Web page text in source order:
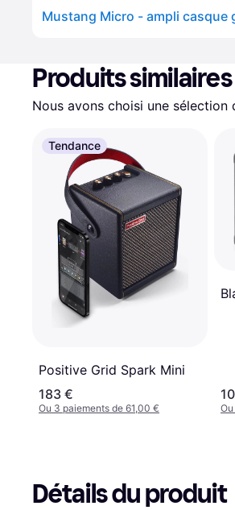
Mustang Micro - ampli casque
Produits similaires
Nous avons choisi une
Tendance
Positive Grid Spark Mini
183 €
Ou 3 paiements de 61,00 €
Détails du produit